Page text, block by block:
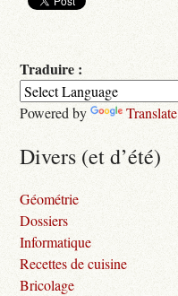
Traduire :
Powered by Translate
Divers (et d’été)
Géométrie
Dossiers
Informatique
Recettes de cuisine
Bricolage